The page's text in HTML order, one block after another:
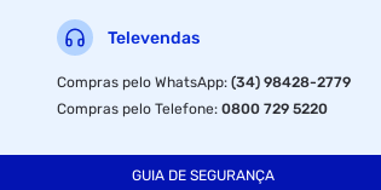
- DDR3
- Capacidade 16GB Armazenamento:
- Tipo: SSD
Televendas
Compras pelo WhatsApp:(34) 98428-2779
Compras pelo Telefone:0800 729 5220
GUIA DE SEGURANÇA